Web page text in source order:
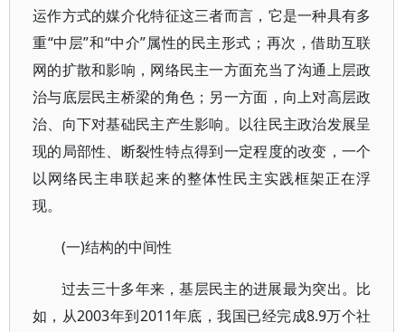
运作方式的媒介化特征这三者而言，它是一种具有多
重“中层”和“中介”属性的民主形式；再次，借助互联
网的扩散和影响，网络民主一方面充当了沟通上层政
治与底层民主桥梁的角色；另一方面，向上对高层政
治、向下对基础民主产生影响。以往民主政治发展呈
现的局部性、断裂性特点得到一定程度的改变，一个
以网络民主串联起来的整体性民主实践框架正在浮
现。
(一)结构的中间性
过去三十多年来，基层民主的进展最为突出。比
如，从2003年到2011年底，我国已经完成8.9万个社